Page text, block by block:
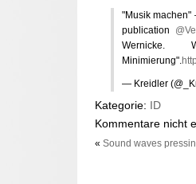
"Musik machen"
publication
Minimierung".
— Kreidler
Kategorie:
ID
Kommentare nicht
« Sound waves